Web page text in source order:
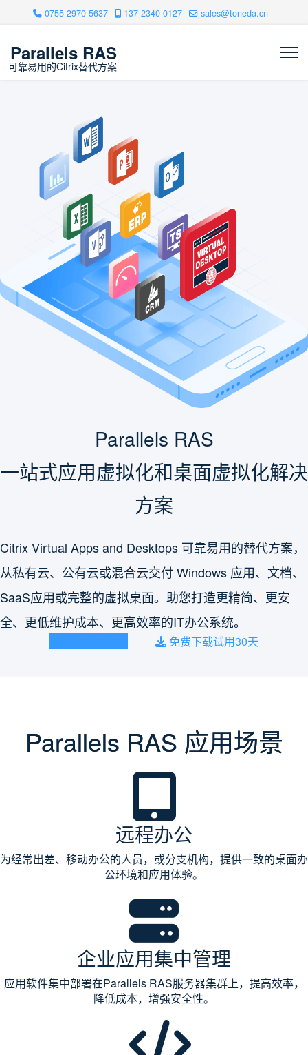
0755 2970 5637 137 2340 0127 sales@toneda.cn
Parallels RAS
Parallels RAS
一站式应用虚拟化和桌面虚拟化解决
方案
Citrix Virtual Apps and Desktops 可靠易用的替代方案，
从私有云、公有云或混合云交付 Windows 应用、文档、
SaaS应用或完整的虚拟桌面。助您打造更精简、更安
全、更低维护成本、更高效率的IT办公系统。
免费下载试用30天
Parallels RAS 应用场景
远程办公
为经常出差、移动办公的人员，或分支机构，提供一致的桌面办
公环境和应用体验。
企业应用集中管理
应用软件集中部署在Parallels RAS服务器集群上，提高效率，
降低成本，增强安全性。